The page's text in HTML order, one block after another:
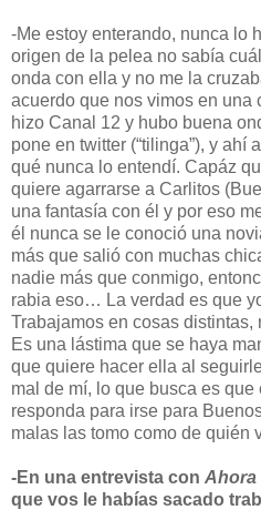
-Me estoy enterando, nunca lo
origen de la pelea no sabía
onda con ella y no me la
acuerdo que nos vimos en una
hizo Canal 12 y hubo buena
pone en twitter (“tilinga”), y ahí
qué nunca lo entendí. Capáz
quiere agarrarse a Carlitos
una fantasía con él y por eso
él nunca se le conoció una
más que salió con muchas
nadie más que conmigo,
rabia eso… La verdad es que
Trabajamos en cosas distintas,
Es una lástima que se haya
que quiere hacer ella al
mal de mí, lo que busca es
responda para irse para
malas las tomo como de quién
-En una entrevista con Ahora
que vos le habías sacado